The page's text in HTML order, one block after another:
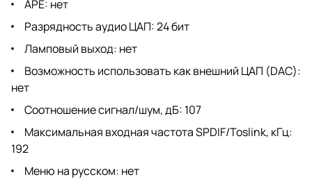
APE: нет
Разрядность аудио ЦАП: 24 бит
Ламповый выход: нет
Возможность использовать как внешний ЦАП (DAC):
нет
Соотношение сигнал/шум, дБ: 107
Максимальная входная частота SPDIF/Toslink, кГц:
192
Меню на русском: нет